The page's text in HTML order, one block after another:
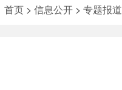
首页 > 信息公开 > 专题报道